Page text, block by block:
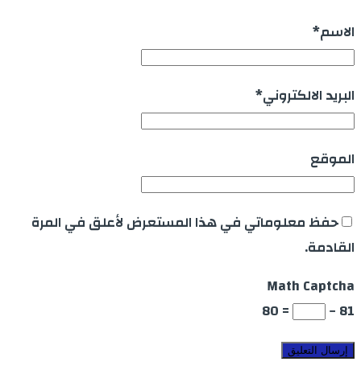
الاسم*
البريد الالكتروني*
الموقع
حفظ معلوماتي في هذا المستعرض لأعلق في المرة
القادمة.
Math Captcha
81 −
= 80